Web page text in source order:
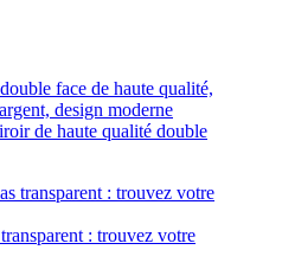
de haute qualité double
: trouvez votre